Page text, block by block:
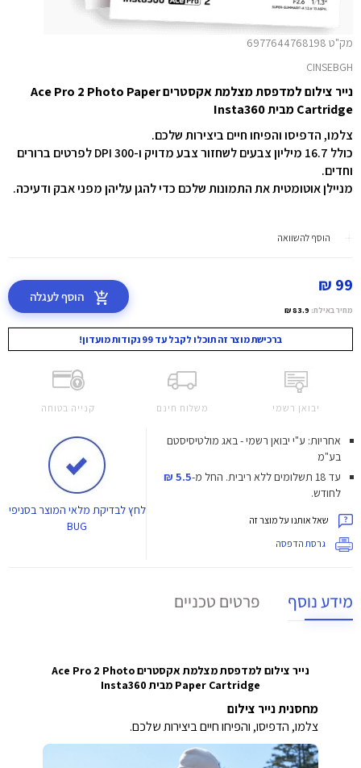
מק"ט 6977644768198
CINSEBGH
נייר צילום למדפסת מצלמת אקסטרים Ace Pro 2 Photo Paper
Cartridge מבית Insta360
צלמו, הדפיסו והפיחו חיים ביצירות שלכם.
כולל 16.7 מיליון צבעים לשחזור צבע מדויק ו-300 DPI לפרטים ברורים
וחדים.
מניילן אוטומטית את התמונות שלכם כדי להגן עליהן מפני אבק ודעיכה.
הוסף להשוואה
99 ₪
מחיר באילת: 83.9 ₪
הוסף לעגלה
ברכישת מוצר זה תוכלו לקבל עד 99 נקודות מועדון!
יבואן רשמי משלוח חינם קנייה בטוחה
אחריות: ע"י יבואן רשמי - באג מולטיסיסטם
בע"מ
עד 18 תשלומים ללא ריבית.
החל מ-5.5 ₪
לחודש.
שאל אותנו על מוצר זה
גרסת הדפסה
לחץלבדיקת מלאי המוצר בסניפי
BUG
מידע נוסף פרטים טכניים
נייר צילום למדפסת מצלמת אקסטרים Ace Pro 2 Photo
Paper Cartridge מבית Insta360
מחסנית נייר צילום
צלמו, הדפיסו, והפיחו חיים ביצירות שלכם.